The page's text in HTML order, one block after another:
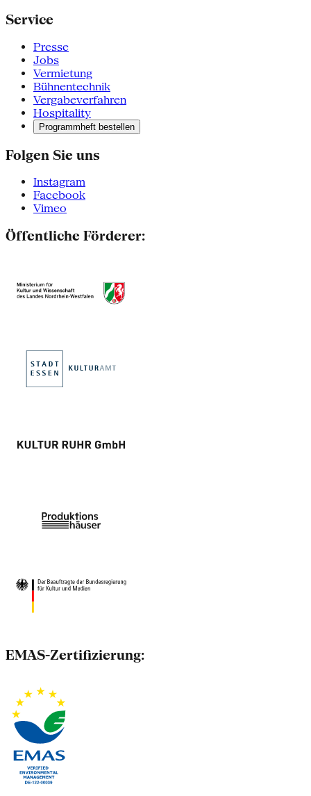
Service
Presse
Jobs
Vermietung
Bühnentechnik
Vergabeverfahren
Hospitality
Programmheft bestellen
Folgen Sie uns
Instagram
Facebook
Vimeo
Öffentliche Förderer:
EMAS-Zertifizierung: